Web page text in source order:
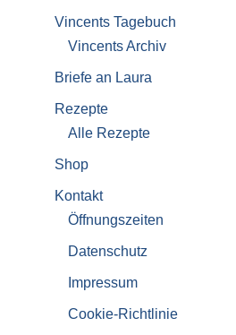
Vincents Tagebuch
Vincents Archiv
Briefe an Laura
Rezepte
Alle Rezepte
Shop
Kontakt
Öffnungszeiten
Datenschutz
Impressum
Cookie-Richtlinie